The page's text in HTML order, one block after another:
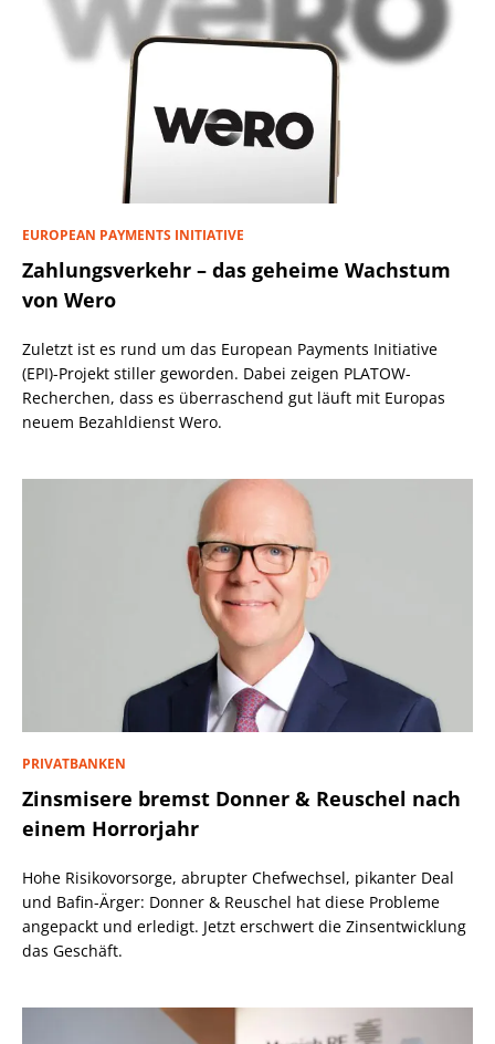
EUROPEAN PAYMENTS INITIATIVE
Zahlungsverkehr – das geheime Wachstum
von Wero
Zuletzt ist es rund um das European Payments Initiative
(EPI)-Projekt stiller geworden. Dabei zeigen PLATOW-
Recherchen, dass es überraschend gut läuft mit Europas
neuem Bezahldienst Wero.
PRIVATBANKEN
Zinsmisere bremst Donner & Reuschel nach
einem Horrorjahr
Hohe Risikovorsorge, abrupter Chefwechsel, pikanter Deal
und Bafin-Ärger: Donner & Reuschel hat diese Probleme
angepackt und erledigt. Jetzt erschwert die Zinsentwicklung
das Geschäft.